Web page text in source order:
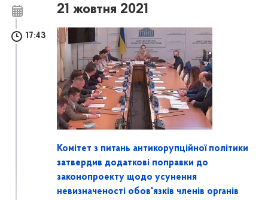
21 жовтня 2021
17:43
Комітет з питань антикорупційної політики
затвердив додаткові поправки до
законопроекту щодо усунення
невизначеності обов'язків членів органів